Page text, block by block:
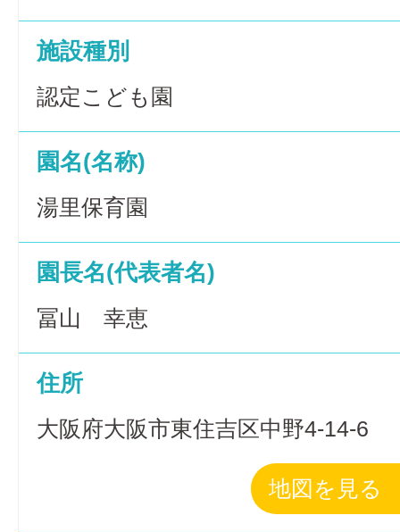
施設種別
認定こども園
園名(名称)
湯里保育園
園長名(代表者名)
冨山 幸恵
住所
大阪府大阪市東住吉区中野4-14-6
地図を見る